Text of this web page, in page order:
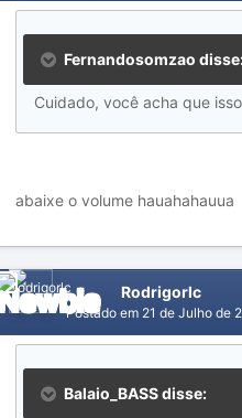
Fernandosomzao
Cuidado, você acha que
abaixe o volume hauahahauua
Rodrigorlc
Postado em 21 de Julho de
Balaio_BASS disse: